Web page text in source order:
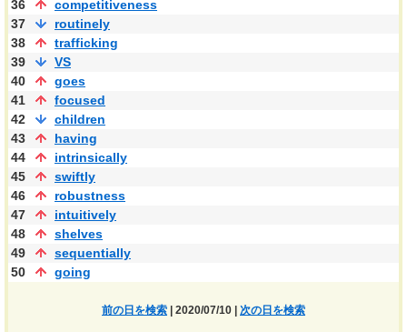
36
competitiveness
37
routinely
38
trafficking
39
VS
40
goes
41
focused
42
children
43
having
44
intrinsically
45
swiftly
46
robustness
47
intuitively
48
shelves
49
sequentially
50
going
前の日を検索 | 2020/07/10 | 次の日を検索